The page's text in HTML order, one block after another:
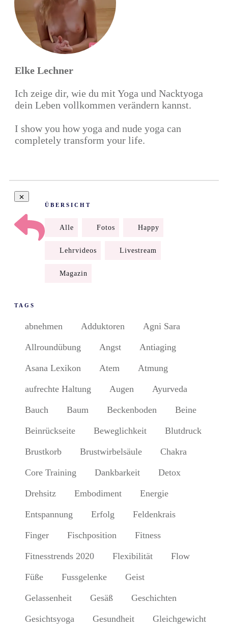
Elke Lechner
Ich zeige dir, wie du mit Yoga und Nacktyoga
dein Leben vollkommen verändern kannst.
I show you how yoga and nude yoga can
completely transform your life.
ÜBERSICHT
Alle Fotos Happy
Lehrvideos Livestream
Magazin
TAGS
abnehmen Adduktoren Agni Sara
Allroundübung Angst Antiaging
Asana Lexikon Atem Atmung
aufrechte Haltung Augen Ayurveda
Bauch Baum Beckenboden Beine
Beinrückseite Beweglichkeit Blutdruck
Brustkorb Brustwirbelsäule Chakra
Core Training Dankbarkeit Detox
Drehsitz Embodiment Energie
Entspannung Erfolg Feldenkrais
Finger Fischposition Fitness
Fitnesstrends 2020 Flexibilität Flow
Füße Fussgelenke Geist
Gelassenheit Gesäß Geschichten
Gesichtsyoga Gesundheit Gleichgewicht